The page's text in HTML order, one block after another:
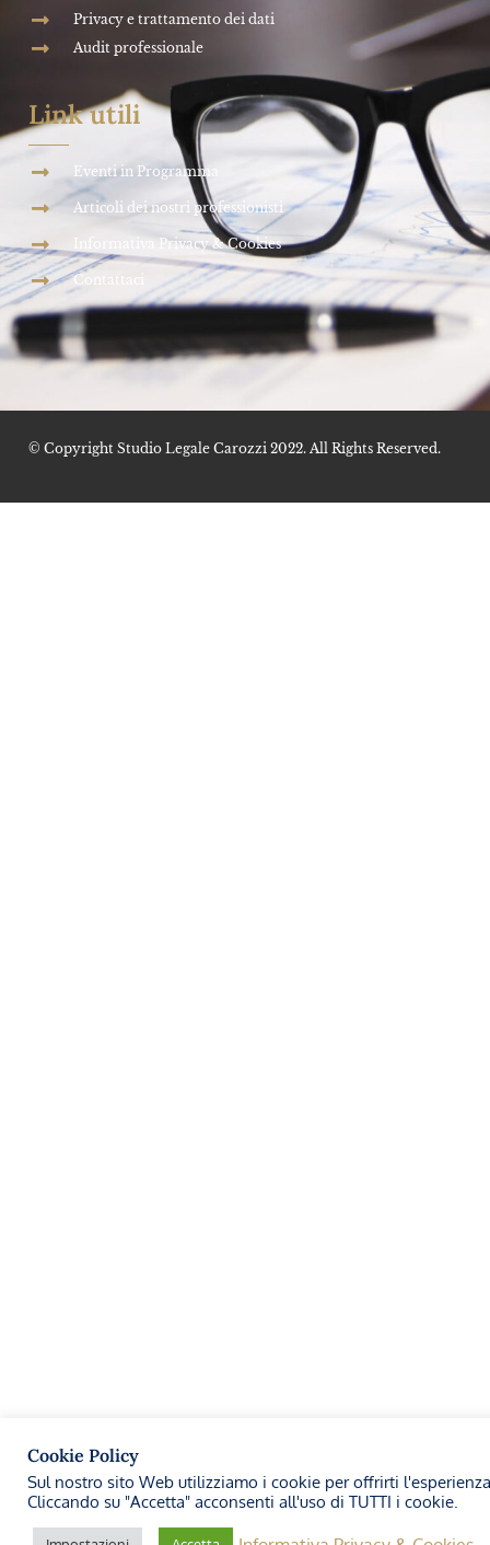
Privacy e trattamento dei dati
Audit professionale
Link utili
Eventi in Programma
Articoli dei nostri professionisti
Informativa Privacy & Cookies
Contattaci
© Copyright Studio Legale Carozzi 2022. All Rights Reserved.
Cookie Policy
Sul nostro sito Web utilizziamo i cookie per offrirti
Cliccando su "Accetta" acconsenti all'uso di TUTTI i cookie.